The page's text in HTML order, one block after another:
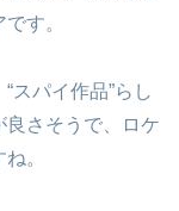
す。
スパイ作品”らし
良さそうで、ロケ
。